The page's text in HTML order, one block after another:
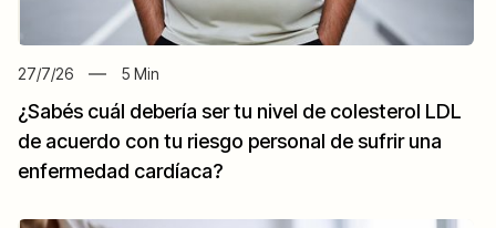
27/7/26 5 Min
¿Sabés cuál debería ser tu nivel de colesterol LDL
de acuerdo con tu riesgo personal de sufrir una
enfermedad cardíaca?